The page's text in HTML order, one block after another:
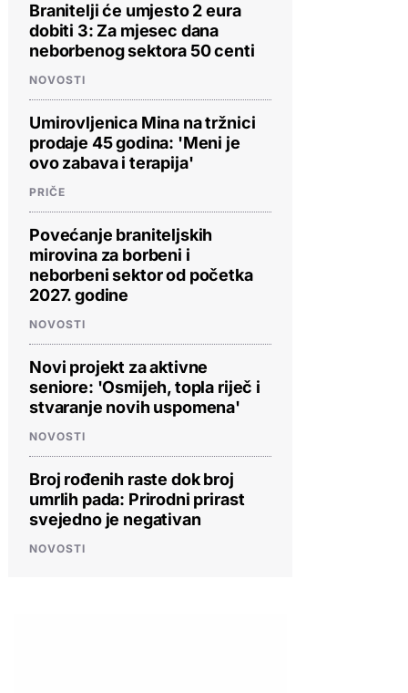
Branitelji će umjesto 2 eura
dobiti 3: Za mjesec dana
neborbenog sektora 50 centi
NOVOSTI
Umirovljenica Mina na tržnici
prodaje 45 godina: 'Meni je
ovo zabava i terapija'
PRIČE
Povećanje braniteljskih
mirovina za borbeni i
neborbeni sektor od početka
2027. godine
NOVOSTI
Novi projekt za aktivne
seniore: 'Osmijeh, topla riječ i
stvaranje novih uspomena'
NOVOSTI
Broj rođenih raste dok broj
umrlih pada: Prirodni prirast
svejedno je negativan
NOVOSTI